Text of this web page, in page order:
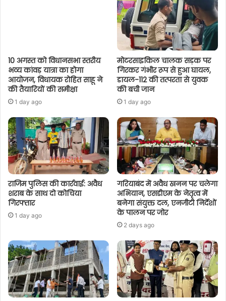
10 अगस्त को विधानसभा स्तरीय
भव्य कांवड़ यात्रा का होगा
आयोजन, विधायक रोहित साहू ने
की तैयारियों की समीक्षा
1 day ago
मोटरसाइकिल चालक सड़क पर
गिरकर गंभीर रूप से हुआ घायल,
डायल-112 की तत्परता से युवक
की बची जान
1 day ago
राजिम पुलिस की कार्रवाई: अवैध
शराब के साथ दो कोचिया
गिरफ्तार
1 day ago
गरियाबंद में अवैध खनन पर चलेगा
अभियान, एसडीएम के नेतृत्व में
बनेगा संयुक्त दल, एनजीटी निर्देशों
के पालन पर जोर
2 days ago